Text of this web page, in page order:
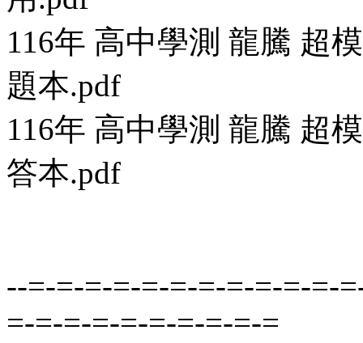
116年 高中學測 龍騰 超
題本.pdf
116年 高中學測 龍騰 超
答本.pdf
--=-=-=-=-=-=-=-=-=-=-=-
=-=-=-=-=-=-=-=-=-=